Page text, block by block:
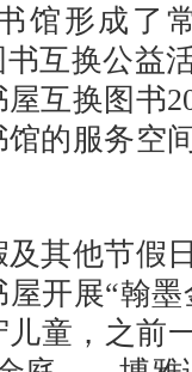
馆形成了
书互换公益
互换图书
的服务空
他节假日
屋开展“翰
童，之前